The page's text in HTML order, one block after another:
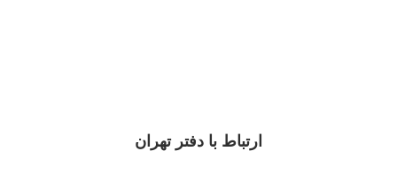
ارتباط با دفتر تهران